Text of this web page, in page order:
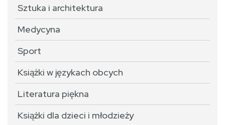
Sztuka i architektura
Medycyna
Sport
Książki w językach obcych
Literatura piękna
Książki dla dzieci i młodzieży